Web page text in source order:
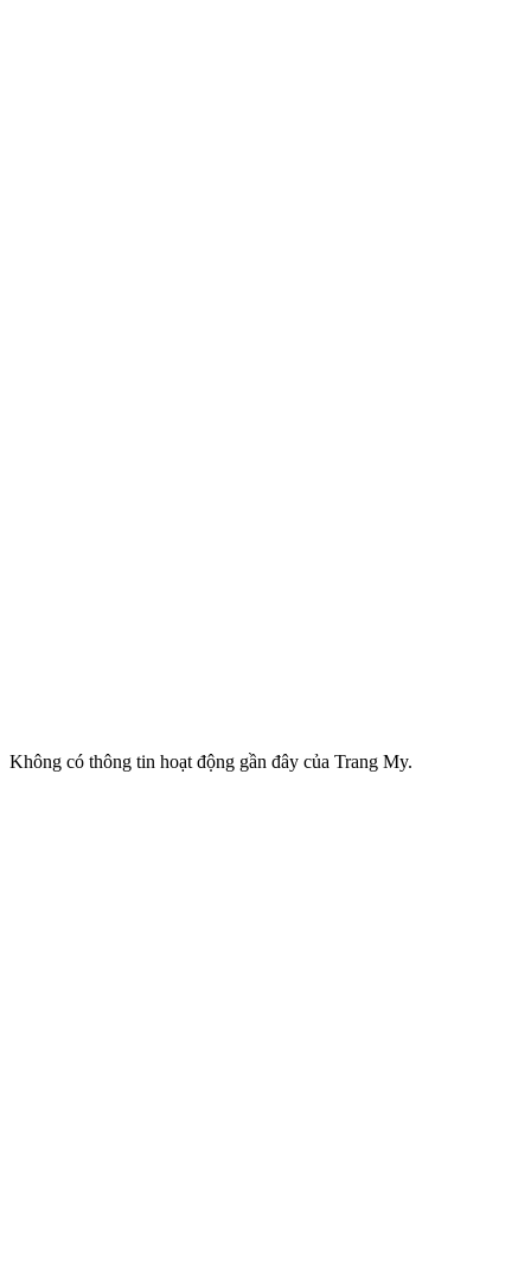
Không có thông tin hoạt động gần đây của Trang My.